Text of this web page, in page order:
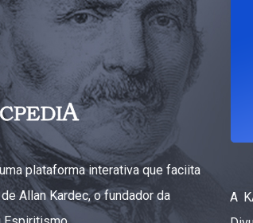
os chamados, poucos os
▸
transporta montanhas ▸
da última hora
falsos cristos e falsos
separareis o que Deus
plataforma interativa que faciita
Allan Kardec, o fundador da
A